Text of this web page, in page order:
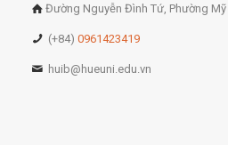
Đường Nguyễn Đình Tứ, Phường
(+84)0961423419
huib@hueuni.edu.vn